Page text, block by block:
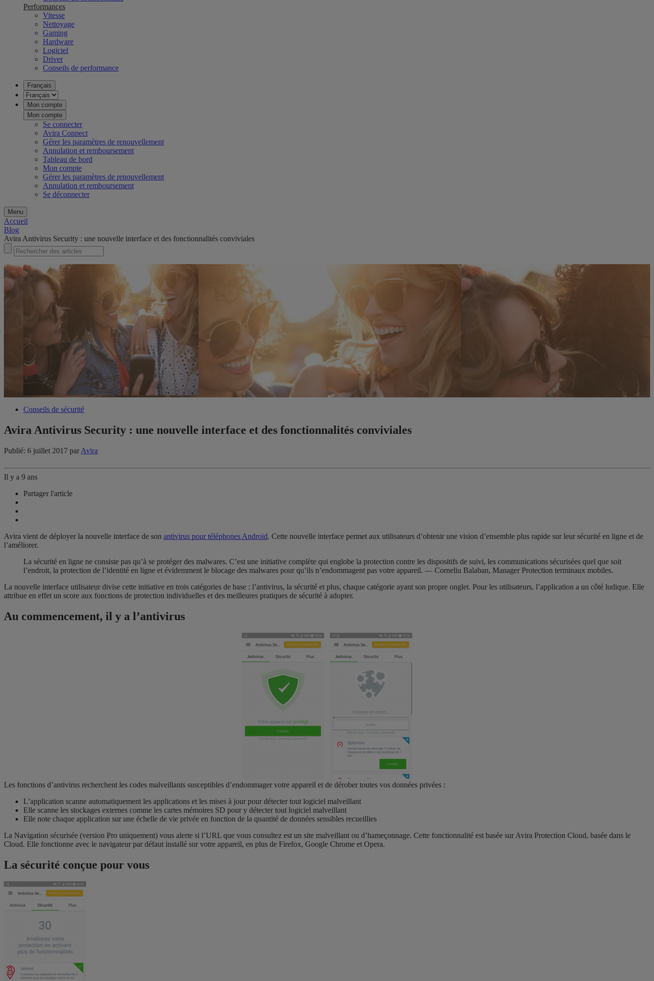
Performances
Vitesse
Nettoyage
Gaming
Hardware
Logiciel
Driver
Conseils de performance
Français
Mon compte
Mon compte
Se connecter
Avira Connect
Gérer les paramètres de renouvellement
Annulation et remboursement
Tableau de bord
Mon compte
Gérer les paramètres de renouvellement
Annulation et remboursement
Se déconnecter
Menu
Accueil
Blog
Avira Antivirus Security : une nouvelle interface et des fonctionnalités conviviales
Conseils de sécurité
Avira Antivirus Security : une nouvelle interface et des fonctionnalités conviviales
Publié: 6 juillet 2017 par Avira
Il y a 9 ans
Partager l'article
Avira vient de déployer la nouvelle interface de son antivirus pour téléphones Android. Cette nouvelle interface permet aux utilisateurs d’obtenir une vision d’ensemble plus rapide sur leur sécurité en ligne et de
l’améliorer.
La sécurité en ligne ne consiste pas qu’à se protéger des malwares. C’est une initiative complète qui englobe la protection contre les dispositifs de suivi, les communications sécurisées quel que soit
l’endroit, la protection de l’identité en ligne et évidemment le blocage des malwares pour qu’ils n’endommagent pas votre appareil. — Corneliu Balaban, Manager Protection terminaux mobiles.
La nouvelle interface utilisateur divise cette initiative en trois catégories de base : l’antivirus, la sécurité et plus, chaque catégorie ayant son propre onglet. Pour les utilisateurs, l’application a un côté ludique. Elle
attribue en effet un score aux fonctions de protection individuelles et des meilleures pratiques de sécurité à adopter.
Au commencement, il y a l’antivirus
Les fonctions d’antivirus recherchent les codes malveillants susceptibles d’endommager votre appareil et de dérober toutes vos données privées :
L’application scanne automatiquement les applications et les mises à jour pour détecter tout logiciel malveillant
Elle scanne les stockages externes comme les cartes mémoires SD pour y détecter tout logiciel malveillant
Elle note chaque application sur une échelle de vie privée en fonction de la quantité de données sensibles recueillies
La Navigation sécurisée (version Pro uniquement) vous alerte si l’URL que vous consultez est un site malveillant ou d’hameçonnage. Cette fonctionnalité est basée sur Avira Protection Cloud, basée dans le
Cloud. Elle fonctionne avec le navigateur par défaut installé sur votre appareil, en plus de Firefox, Google Chrome et Opera.
La sécurité conçue pour vous